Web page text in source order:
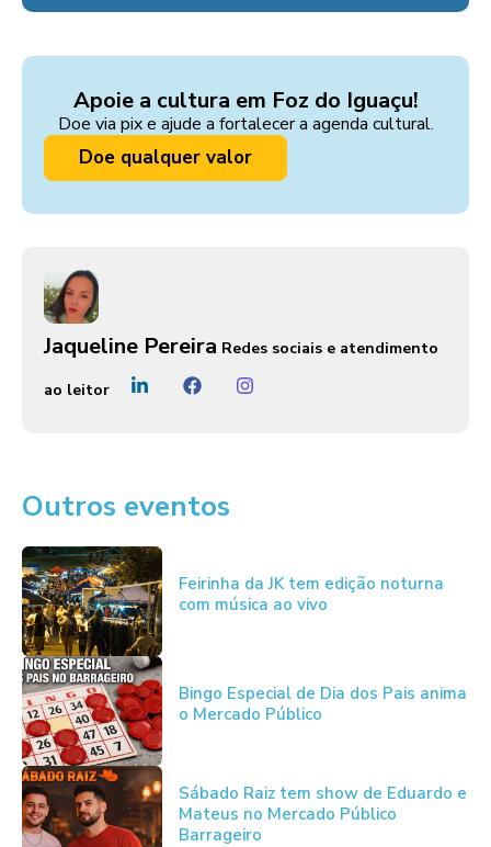
Apoie a cultura em Foz do Iguaçu!
Doe via pix e ajude a fortalecer a agenda cultural.
Doe qualquer valor
Jaqueline Pereira Redes sociais e atendimento
ao leitor
Outros eventos
Feirinha da JK tem edição noturna
com música ao vivo
Bingo Especial de Dia dos Pais anima
o Mercado Público
Sábado Raiz tem show de Eduardo e
Mateus no Mercado Público
Barrageiro